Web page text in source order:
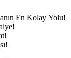
En Kolay Yolu!